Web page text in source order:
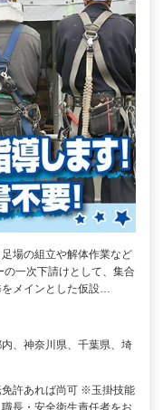
場の組立や解体作業など
一次下請けとして、集合
メインとした仮設…
、神奈川県、千葉県、埼
許あれば尚可 ※玉掛技能
長・安全衛生責任者をお